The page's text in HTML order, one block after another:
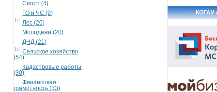
Спорт (4)
ГО и ЧС (9)
Лес (20)
Молодёжи (20)
ДНД (21)
Сельское хозяйство
(54)
Кадастровые работы
(30)
Финансовая
грамотность (33)
КОГАУ